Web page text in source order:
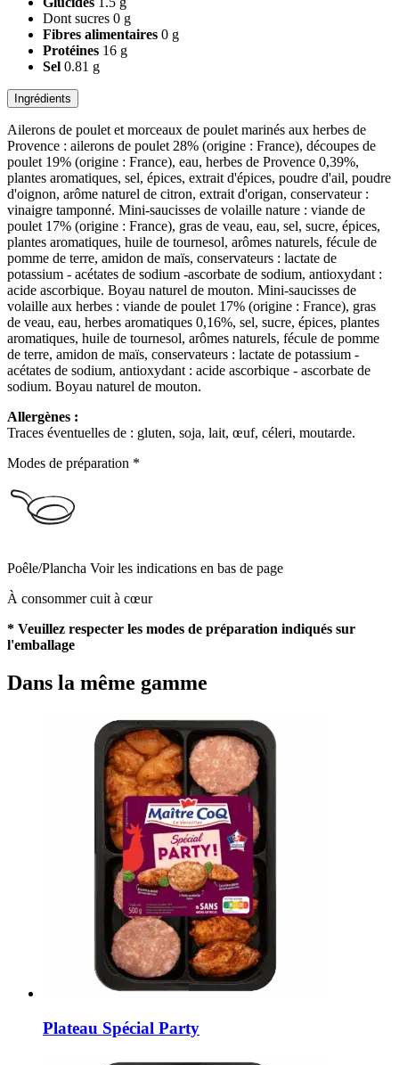
Dont sucres 0 g
Fibres alimentaires 0 g
Protéines 16 g
Sel 0.81 g
Ingrédients
Ailerons de poulet et morceaux de poulet marinés aux herbes de
Provence : ailerons de poulet 28% (origine : France), découpes de
poulet 19% (origine : France), eau, herbes de Provence 0,39%,
plantes aromatiques, sel, épices, extrait d'épices, poudre d'ail, poudre
d'oignon, arôme naturel de citron, extrait d'origan, conservateur :
vinaigre tamponné. Mini-saucisses de volaille nature : viande de
poulet 17% (origine : France), gras de veau, eau, sel, sucre, épices,
plantes aromatiques, huile de tournesol, arômes naturels, fécule de
pomme de terre, amidon de maïs, conservateurs : lactate de
potassium - acétates de sodium -ascorbate de sodium, antioxydant :
acide ascorbique. Boyau naturel de mouton. Mini-saucisses de
volaille aux herbes : viande de poulet 17% (origine : France), gras
de veau, eau, herbes aromatiques 0,16%, sel, sucre, épices, plantes
aromatiques, huile de tournesol, arômes naturels, fécule de pomme
de terre, amidon de maïs, conservateurs : lactate de potassium -
acétates de sodium, antioxydant : acide ascorbique - ascorbate de
sodium. Boyau naturel de mouton.
Allergènes :
Traces éventuelles de : gluten, soja, lait, œuf, céleri, moutarde.
Modes de préparation *
Poêle/Plancha Voir les indications en bas de page
À consommer cuit à cœur
* Veuillez respecter les modes de préparation indiqués sur
l'emballage
Dans la même gamme
Plateau Spécial Party